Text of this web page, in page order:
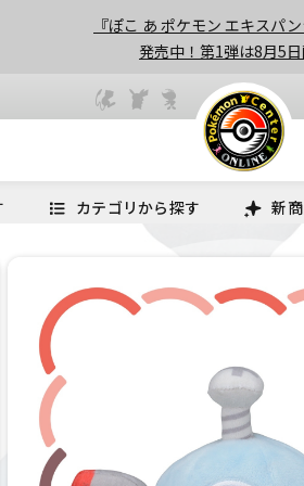
『ぽこ あ ポケモン エキスパ
発売中！第1弾は8月5日
カテゴリから探す 新